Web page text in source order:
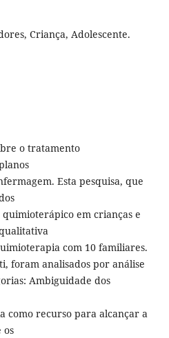
Criança, Adolescente.
o tratamento
Esta pesquisa, que
em crianças e
com 10 familiares.
foram analisados por análise
Ambiguidade dos
como recurso para alcançar a
os